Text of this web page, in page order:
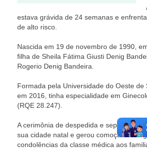
estava grávida de 24 semanas e
de alto risco.
Nascida em 19 de novembro de 1990,
filha de Sheila Fátima Giusti Denig
Rogerio Denig Bandeira.
Formada pela Universidade do Oeste de
em 2016, tinha especialidade em
(RQE 28.247).
A cerimônia de despedida e
sua cidade natal e gerou comoção na
condolências da classe médica aos